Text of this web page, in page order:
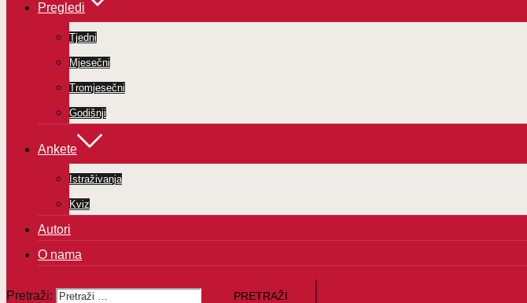
Pregledi
Tjedni
Mjesečni
Tromjesečni
Godišnji
Ankete
Istraživanja
Kviz
Autori
O nama
Pretraži: